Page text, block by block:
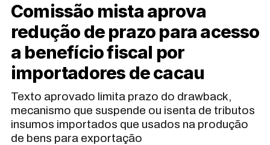
Comissão mista aprova
redução de prazo para acesso
a benefício fiscal por
importadores de cacau
Texto aprovado limita prazo do drawback,
mecanismo que suspende ou isenta de tributos
insumos importados que usados na produção
de bens para exportação